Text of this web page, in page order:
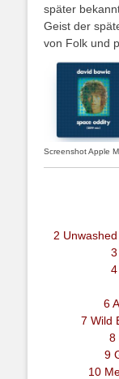
später
Geist der
von Folk und
Screenshot Apple
2
6
7 Wild
8
9
10